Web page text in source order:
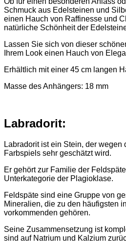
Schmuck aus Edelsteinen und
einen Hauch von Raffinesse und
natürliche Schönheit der
Lassen Sie sich von dieser
Ihrem Look einen Hauch von
Erhältlich mit einer 45 cm langen
Masse des Anhängers: 18 mm
Labradorit:
Labradorit ist ein Stein, der wegen
Farbspiels sehr geschätzt wird.
Er gehört zur Familie der
Unterkategorie der Plagioklase.
Feldspäte sind eine Gruppe von
Mineralien, die zu den häufigsten
vorkommenden gehören.
Seine Zusammensetzung ist
sind auf Natrium und Kalzium